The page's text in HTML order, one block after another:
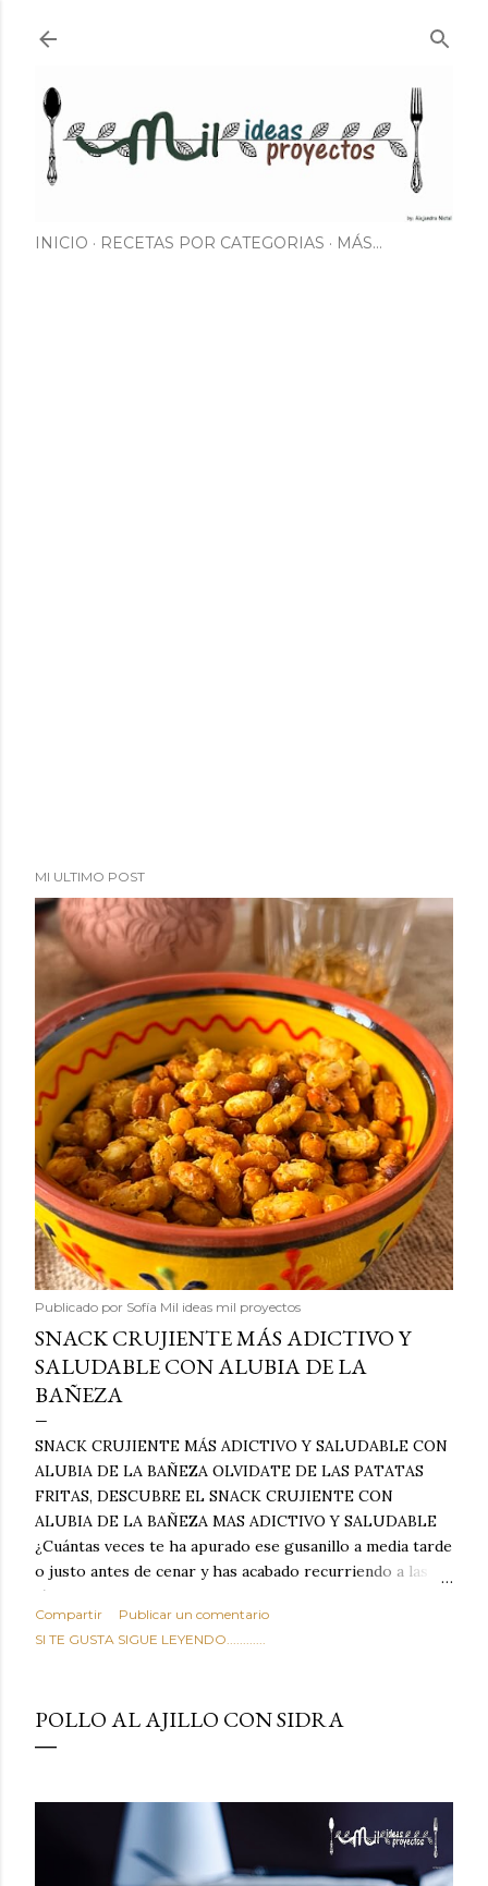
INICIO RECETAS POR CATEGORIAS MÁS…
MI ULTIMO POST
Publicado por Sofía Mil ideas mil proyectos
SNACK CRUJIENTE MÁS ADICTIVO Y
SALUDABLE CON ALUBIA DE LA
BAÑEZA
SNACK CRUJIENTE MÁS ADICTIVO Y SALUDABLE CON
ALUBIA DE LA BAÑEZA OLVIDATE DE LAS PATATAS
FRITAS, DESCUBRE EL SNACK CRUJIENTE CON
ALUBIA DE LA BAÑEZA MAS ADICTIVO Y SALUDABLE
¿Cuántas veces te ha apurado ese gusanillo a media tarde
o justo antes de cenar y has acabado recurriendo a las
típicas patatas de bolsa, frutos secos fritos o snacks
ultraprocesados llenos de grasas saturadas y sodio?
Todos hemos estado ahí. Sin embargo, cuidarse no tiene
satisface. Estas alubias crujientes al horno van a cambiar
por completo tu forma de ver las legumbres. Olvídate de
revolucionaria, transformaremos un ingrediente tan
humilde como la alubia de La Bañeza en un snack ligero,
dorado, cargado de proteína y 100% natural. Es el
Compartir
Publicar un comentario
SI TE GUSTA SIGUE LEYENDO............
POLLO AL AJILLO CON SIDRA